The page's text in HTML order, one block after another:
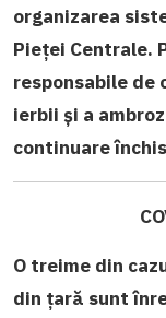
organizarea
Pieței Centrale.
responsabile de
ierbii și a
continuare
O treime din
din țară sunt